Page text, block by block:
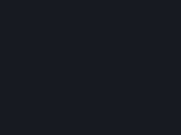
O każdej zmianie salda
wykorzystania
elektroniczną w terminie
kalendarzowych przed
korzystanie z Konta
kalendarzowych po
ich akceptację. Jeśli
zmiany, jedynym